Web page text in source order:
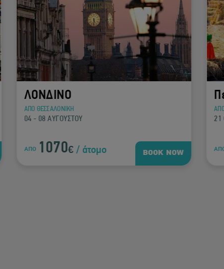
BOOK NOW
Περού
ΑΠΟ ΑΘΗΝΑ
21 ΟΚΤΩΒΡΙΟΥ - 02 ΝΟΕΜΒΡΙΟΥ
ΑΠΟ 2650€/ άτομο